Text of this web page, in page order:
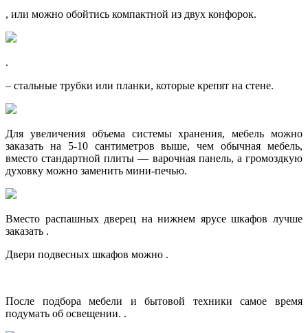
, или можно обойтись компактной из двух конфорок.
.
– стальные трубки или планки, которые крепят на стене.
Для увеличения объема системы хранения, мебель можно
заказать на 5-10 сантиметров выше, чем обычная мебель,
вместо стандартной плиты — варочная панель, а громоздкую
духовку можно заменить мини-печью.
Вместо распашных дверец на нижнем ярусе шкафов лучше
заказать .
Двери подвесных шкафов можно .
После подбора мебели и бытовой техники самое время
подумать об освещении. .